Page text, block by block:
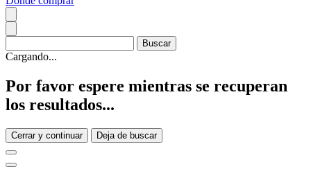
Cargando...
Por favor espere mientras se recuperan
los resultados...
Cerrar y continuar Deja de buscar